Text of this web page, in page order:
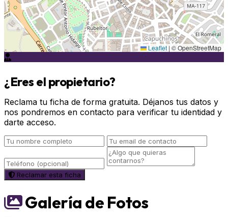
Leaflet | © OpenStreetMap
¿Eres el propietario?
Reclama tu ficha de forma gratuita. Déjanos tus datos y
nos pondremos en contacto para verificar tu identidad y
darte acceso.
Reclamar esta ficha
Galería de Fotos